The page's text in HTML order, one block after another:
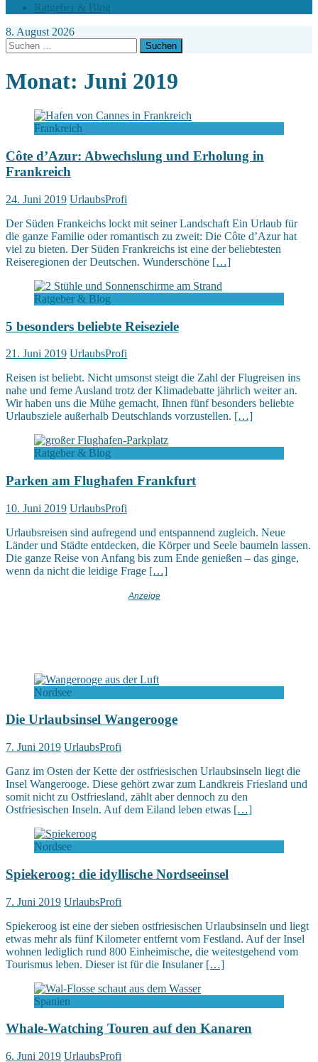
Ratgeber & Blog
8. August 2026
Suchen
nach:
Monat: Juni 2019
Frankreich
Côte d’Azur: Abwechslung und Erholung in
Frankreich
24. Juni 2019 UrlaubsProfi
Der Süden Frankeichs lockt mit seiner Landschaft Ein Urlaub für
die ganze Familie oder romantisch zu zweit: Die Côte d’Azur hat
viel zu bieten. Der Süden Frankreichs ist eine der beliebtesten
Reiseregionen der Deutschen. Wunderschöne […]
Ratgeber & Blog
5 besonders beliebte Reiseziele
21. Juni 2019 UrlaubsProfi
Reisen ist beliebt. Nicht umsonst steigt die Zahl der Flugreisen ins
nahe und ferne Ausland trotz der Klimadebatte jährlich weiter an.
Wir haben uns die Mühe gemacht, Ihnen fünf besonders beliebte
Urlaubsziele außerhalb Deutschlands vorzustellen. […]
Ratgeber & Blog
Parken am Flughafen Frankfurt
10. Juni 2019 UrlaubsProfi
Urlaubsreisen sind aufregend und entspannend zugleich. Neue
Länder und Städte entdecken, die Körper und Seele baumeln lassen.
Die ganze Reise von Anfang bis zum Ende genießen – das ginge,
wenn da nicht die leidige Frage […]
Nordsee
Die Urlaubsinsel Wangerooge
7. Juni 2019 UrlaubsProfi
Ganz im Osten der Kette der ostfriesischen Urlaubsinseln liegt die
Insel Wangerooge. Diese gehört zwar zum Landkreis Friesland und
somit nicht zu Ostfriesland, zählt aber dennoch zu den
Ostfriesischen Inseln. Auf dem Eiland leben etwas […]
Nordsee
Spiekeroog: die idyllische Nordseeinsel
7. Juni 2019 UrlaubsProfi
Spiekeroog ist eine der sieben ostfriesischen Urlaubsinseln und liegt
etwas mehr als fünf Kilometer entfernt vom Festland. Auf der Insel
wohnen lediglich rund 800 Einheimische, die weitestgehend vom
Tourismus leben. Dieser ist für die Insulaner […]
Spanien
Whale-Watching Touren auf den Kanaren
6. Juni 2019 UrlaubsProfi